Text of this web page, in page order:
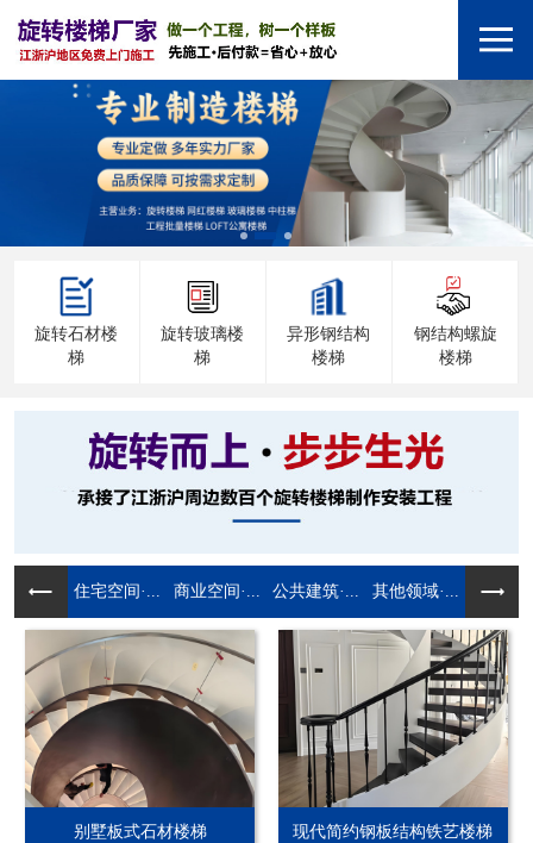
旋转石材楼
梯
旋转玻璃楼
梯
异形钢结构
楼梯
钢结构螺旋
楼梯
住宅空间·... 商业空间·... 公共建筑·... 其他领域·...
别墅板式石材楼梯 现代简约钢板结构铁艺楼梯